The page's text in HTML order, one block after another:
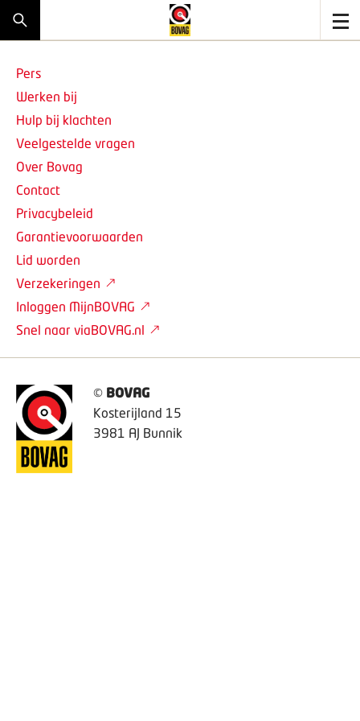
© BOVAG
Kosterijland 15
3981 AJ Bunnik
Pers
Werken bij
Hulp bij klachten
Veelgestelde vragen
Over Bovag
Contact
Privacybeleid
Garantievoorwaarden
Lid worden
Verzekeringen
Inloggen MijnBOVAG
Snel naar viaBOVAG.nl